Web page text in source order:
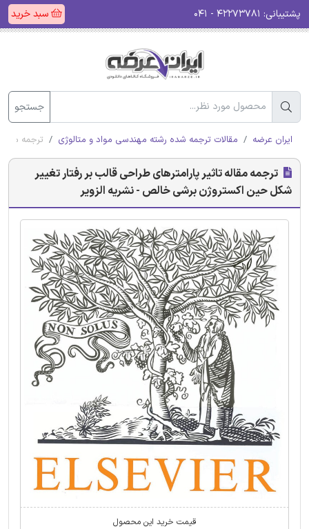
پشتیبانی: سبد خرید
جستجو
ایران عرضه مقالات ترجمه شده رشته مهندسی مواد و متالوژی ترجمه
ترجمه مقاله تاثیر پارامترهای طراحی قالب بر رفتار تغییر
شکل حین اکستروژن برشی خالص - نشریه الزویر
قیمت خرید این محصول